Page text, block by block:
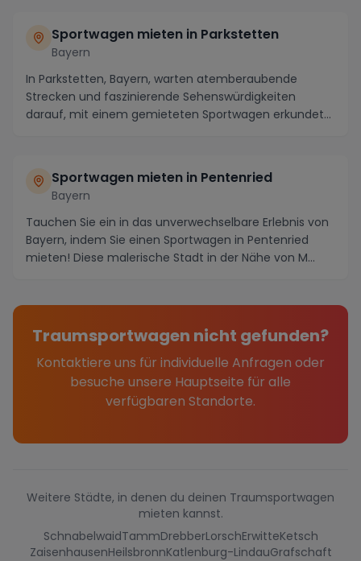
Sportwagen mieten in Parkstetten
Bayern
In Parkstetten, Bayern, warten atemberaubende
Strecken und faszinierende Sehenswürdigkeiten
darauf, mit einem gemieteten Sportwagen erkundet
Sportwagen mieten in Pentenried
Bayern
Tauchen Sie ein in das unverwechselbare Erlebnis von
Bayern, indem Sie einen Sportwagen in Pentenried
mieten! Diese malerische Stadt in der Nähe von M...
Traumsportwagen nicht gefunden?
Kontaktiere uns für individuelle Anfragen oder
besuche unsere Hauptseite für alle
verfügbaren Standorte.
Weitere Städte, in denen du deinen Traumsportwagen
mieten kannst.
SchnabelwaidTammDrebberLorschErwitteKetsch
ZaisenhausenHeilsbronnKatlenburg-LindauGrafschaft